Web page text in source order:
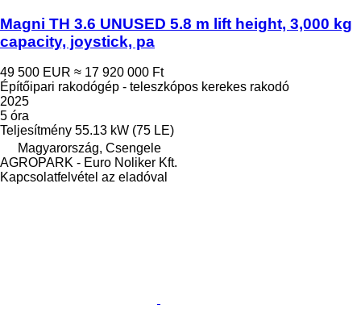
Magni TH 3.6 UNUSED 5.8 m lift height, 3,000 kg
capacity, joystick, pa
49 500 EUR ≈ 17 920 000 Ft
Építőipari rakodógép - teleszkópos kerekes rakodó
2025
5 óra
Teljesítmény 55.13 kW (75 LE)
Magyarország, Csengele
AGROPARK - Euro Noliker Kft.
Kapcsolatfelvétel az eladóval